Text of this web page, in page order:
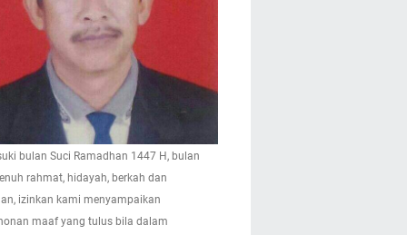
bulan Suci Ramadhan 1447 H, bulan
rahmat, hidayah, berkah dan
izinkan kami menyampaikan
maaf yang tulus bila dalam